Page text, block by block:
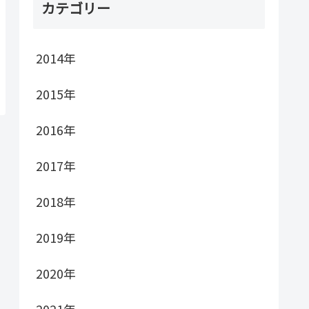
カテゴリー
2014年
2015年
2016年
2017年
2018年
2019年
2020年